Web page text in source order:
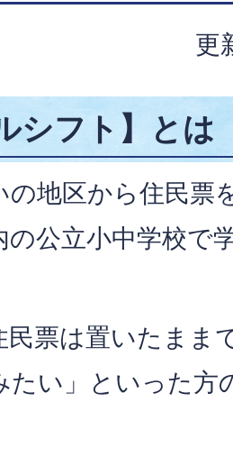
更
シフト】とは
の地区から住民票
の公立小中学校で
民票は置いたまま
たい」といった方